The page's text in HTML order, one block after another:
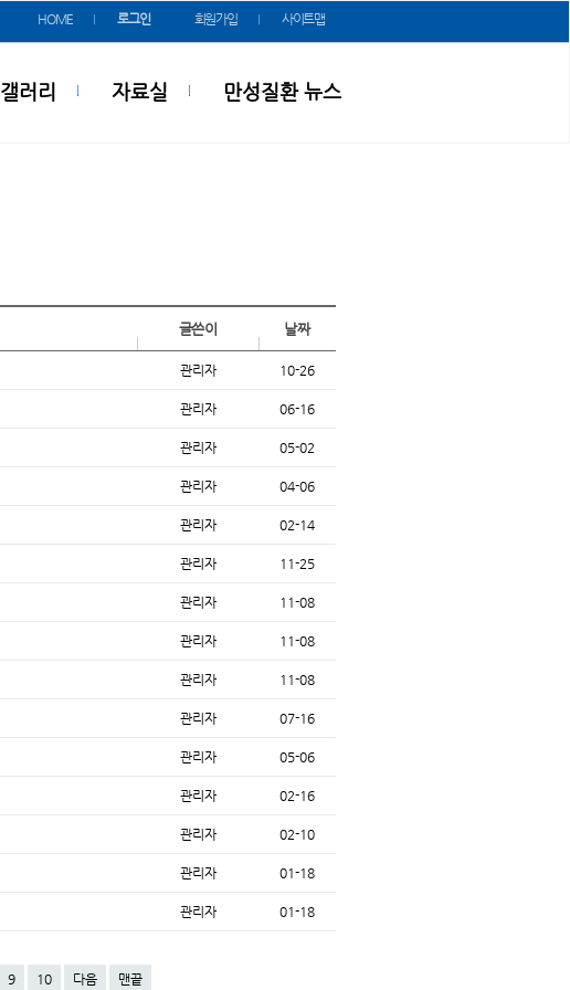
HOME 로그인 회원가입 사이트맵
갤러리 자료실 만성질환 뉴스
글쓴이 날짜
관리자 10-26
관리자 06-16
관리자 05-02
관리자 04-06
관리자 02-14
관리자 11-25
관리자 11-08
관리자 11-08
관리자 11-08
관리자 07-16
관리자 05-06
관리자 02-16
관리자 02-10
관리자 01-18
관리자 01-18
9 10 다음 맨끝